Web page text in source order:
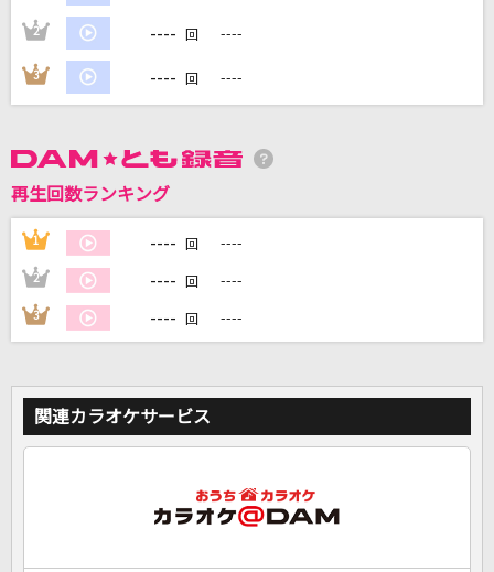
カラオケ最新情報をチェック！
2 ---- 回 ----
3 ---- 回 ----
再生回数ランキング
1 ---- 回 ----
2 ---- 回 ----
3 ---- 回 ----
関連カラオケサービス